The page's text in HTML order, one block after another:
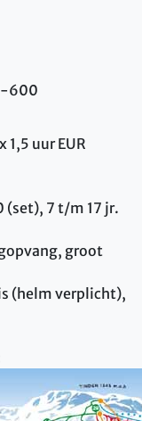
600
1,5 uur EUR
(set), 7 t/m 17 jr.
groot
(helm verplicht),